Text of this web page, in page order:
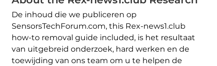
De inhoud die we publiceren op
SensorsTechForum.com, this Rex-news1.club
how-to removal guide included, is het resultaat
van uitgebreid onderzoek, hard werken en de
toewijding van ons team om u te helpen de